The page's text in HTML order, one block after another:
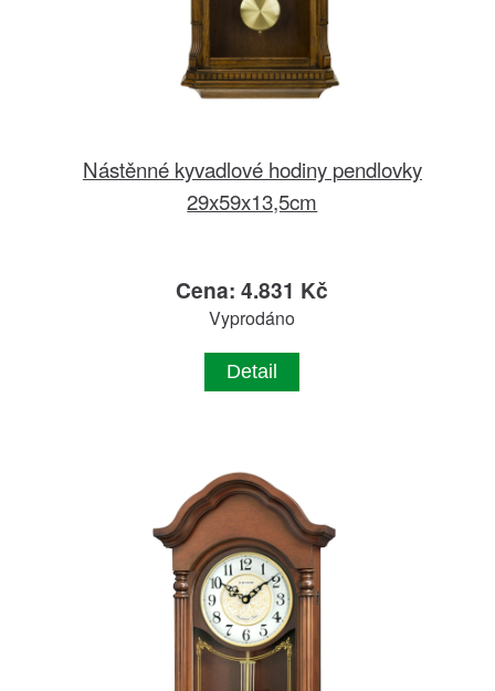
Nástěnné kyvadlové hodiny pendlovky
29x59x13,5cm
Cena: 4.831 Kč
Vyprodáno
Detail